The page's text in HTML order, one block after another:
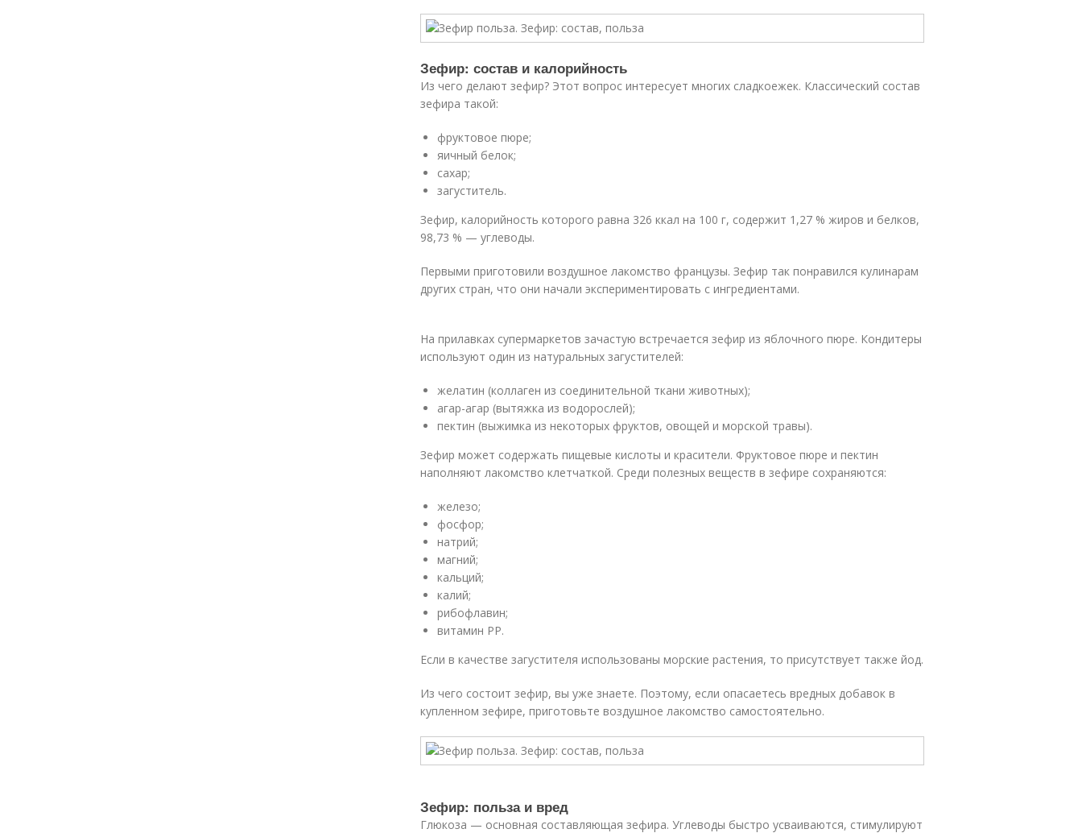
Зефир: состав и калорийность
Из чего делают зефир? Этот вопрос интересует многих сладкоежек. Классический состав
зефира такой:
фруктовое пюре;
яичный белок;
сахар;
загуститель.
Зефир, калорийность которого равна 326 ккал на 100 г, содержит 1,27 % жиров и белков,
98,73 % — углеводы.
Первыми приготовили воздушное лакомство французы. Зефир так понравился кулинарам
других стран, что они начали экспериментировать с ингредиентами.
На прилавках супермаркетов зачастую встречается зефир из яблочного пюре. Кондитеры
используют один из натуральных загустителей:
желатин (коллаген из соединительной ткани животных);
агар-агар (вытяжка из водорослей);
пектин (выжимка из некоторых фруктов, овощей и морской травы).
Зефир может содержать пищевые кислоты и красители. Фруктовое пюре и пектин
наполняют лакомство клетчаткой. Среди полезных веществ в зефире сохраняются:
железо;
фосфор;
натрий;
магний;
кальций;
калий;
рибофлавин;
витамин РР.
Если в качестве загустителя использованы морские растения, то присутствует также йод.
Из чего состоит зефир, вы уже знаете. Поэтому, если опасаетесь вредных добавок в
купленном зефире, приготовьте воздушное лакомство самостоятельно.
Зефир: польза и вред
Глюкоза — основная составляющая зефира. Углеводы быстро усваиваются, стимулируют